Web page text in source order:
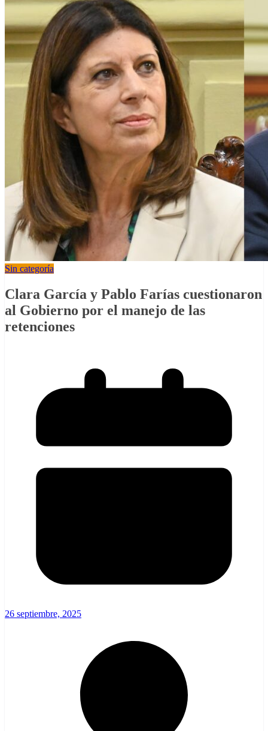
Sin categoría
Clara García y Pablo Farías cuestionaron
al Gobierno por el manejo de las
retenciones
26 septiembre, 2025